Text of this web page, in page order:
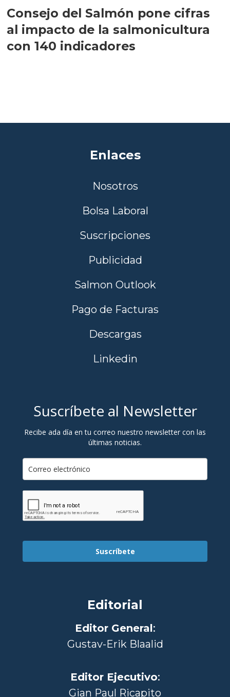
Consejo del Salmón pone cifras
al impacto de la salmonicultura
con 140 indicadores
Enlaces
Nosotros
Bolsa Laboral
Suscripciones
Publicidad
Salmon Outlook
Pago de Facturas
Descargas
Linkedin
Suscríbete al Newsletter
Recibe ada día en tu correo nuestro newsletter con las
últimas noticias.
Suscríbete
Editorial
Editor General:
Gustav-Erik Blaalid
Editor Ejecutivo:
Gian Paul Ricapito